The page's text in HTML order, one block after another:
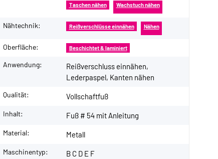
Taschen nähen Wachstuch nähen
Nähtechnik: Reißverschlüsse einnähen Nähen
Oberfläche: Beschichtet & laminiert
Anwendung:
Reißverschluss einnähen,
Lederpaspel, Kanten nähen
Qualität: Vollschaftfuß
Inhalt: Fuß # 54 mit Anleitung
Material: Metall
Maschinentyp: B C D E F